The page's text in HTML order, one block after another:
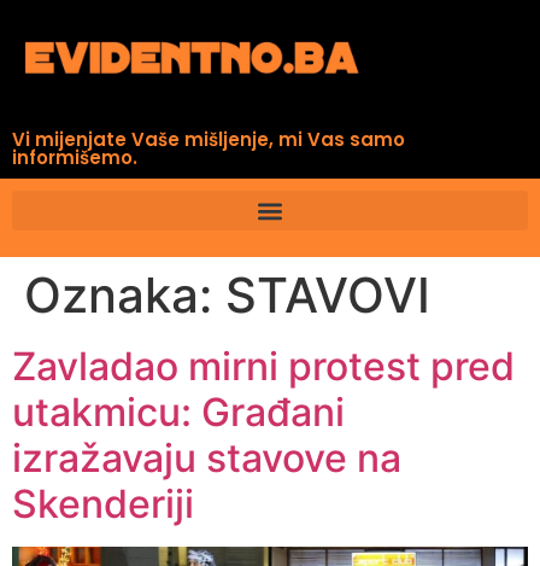
Vi mijenjate Vaše mišljenje, mi Vas samo
informišemo.
Oznaka: STAVOVI
Zavladao mirni protest pred
utakmicu: Građani
izražavaju stavove na
Skenderiji